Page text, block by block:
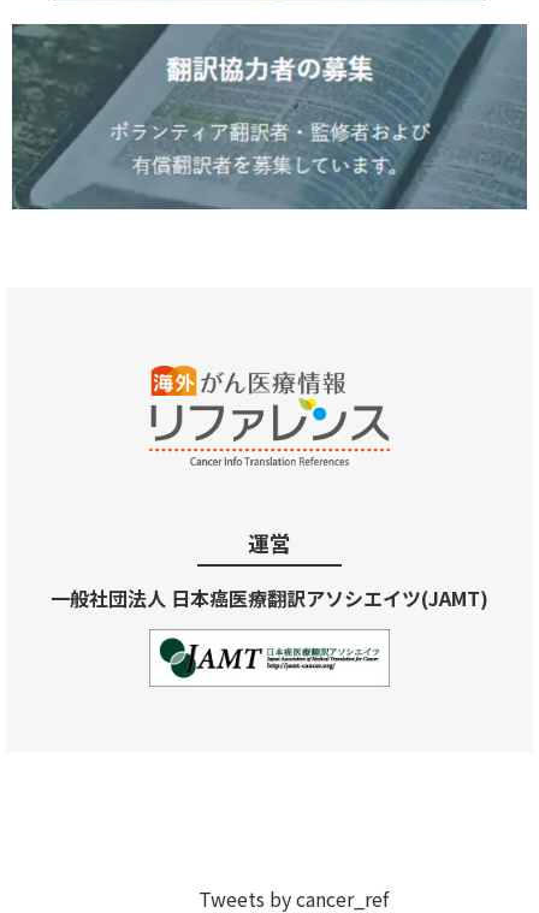
運営
一般社団法人 日本癌医療翻訳アソシエイツ(JAMT)
Tweets by cancer_ref